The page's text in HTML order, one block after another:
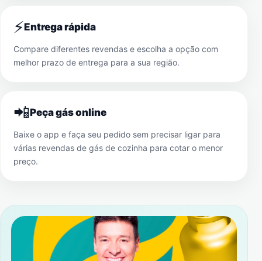
⚡Entrega rápida
Compare diferentes revendas e escolha a opção com
melhor prazo de entrega para a sua região.
📲Peça gás online
Baixe o app e faça seu pedido sem precisar ligar para
várias revendas de gás de cozinha para cotar o menor
preço.